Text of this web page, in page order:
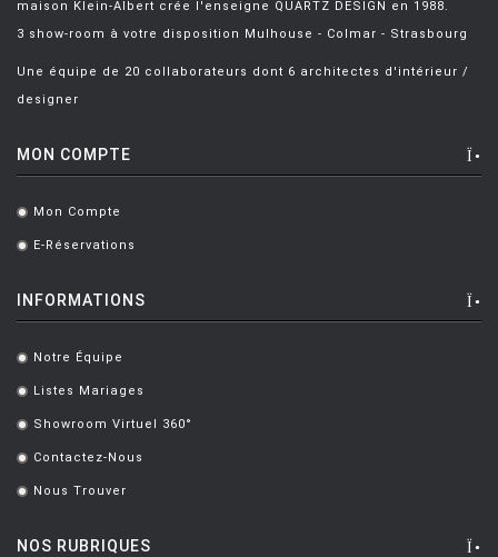
maison Klein-Albert crée l'enseigne QUARTZ DESIGN en 1988.
3 show-room à votre disposition Mulhouse - Colmar - Strasbourg
Une équipe de 20 collaborateurs dont 6 architectes d'intérieur /
designer
MON COMPTE
. Mon Compte
. E-Réservations
INFORMATIONS
. Notre Équipe
. Listes Mariages
. Showroom Virtuel 360°
. Contactez-Nous
. Nous Trouver
NOS RUBRIQUES